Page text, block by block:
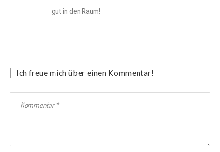
gut in den Raum!
Ich freue mich über einen Kommentar!